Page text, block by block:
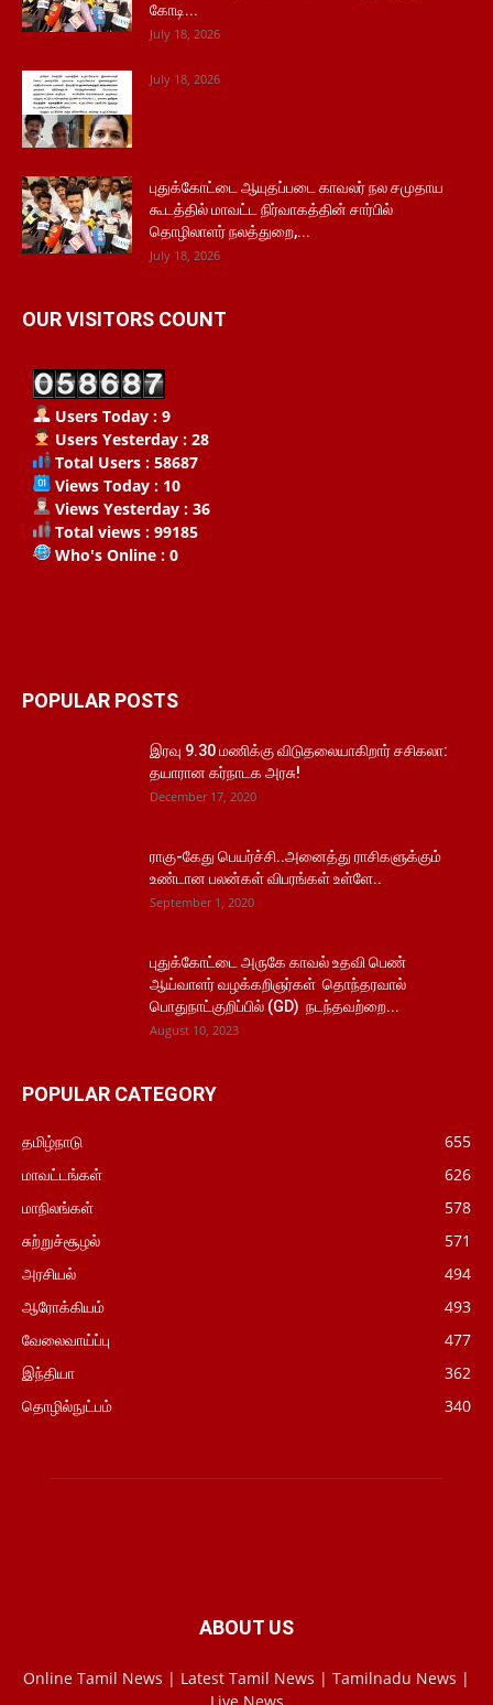
கோடி...
July 18, 2026
July 18, 2026
புதுக்கோட்டை ஆயுதப்படை காவலர் நல சமுதாய
கூடத்தில் மாவட்ட நிர்வாகத்தின் சார்பில்
தொழிலாளர் நலத்துறை,...
July 18, 2026
OUR VISITORS COUNT
Users Today : 9
Users Yesterday : 28
Total Users : 58687
Views Today : 10
Views Yesterday : 36
Total views : 99185
Who's Online : 0
POPULAR POSTS
இரவு 9.30 மணிக்கு விடுதலையாகிறார் சசிகலா:
தயாரான கர்நாடக அரசு!
December 17, 2020
ராகு-கேது பெயர்ச்சி..அனைத்து ராசிகளுக்கும்
உண்டான பலன்கள் விபரங்கள் உள்ளே..
September 1, 2020
புதுக்கோட்டை அருகே காவல் உதவி பெண்
ஆய்வாளர் வழக்கறிஞர்கள் தொந்தரவால்
பொதுநாட்குறிப்பில் (GD) நடந்தவற்றை...
August 10, 2023
POPULAR CATEGORY
தமிழ்நாடு
655
மாவட்டங்கள்
626
மாநிலங்கள்
578
சுற்றுச்சூழல்
571
அரசியல்
494
ஆரோக்கியம்
493
வேலைவாய்ப்பு
477
இந்தியா
362
தொழில்நுட்பம்
340
ABOUT US
Online Tamil News | Latest Tamil News | Tamilnadu News |